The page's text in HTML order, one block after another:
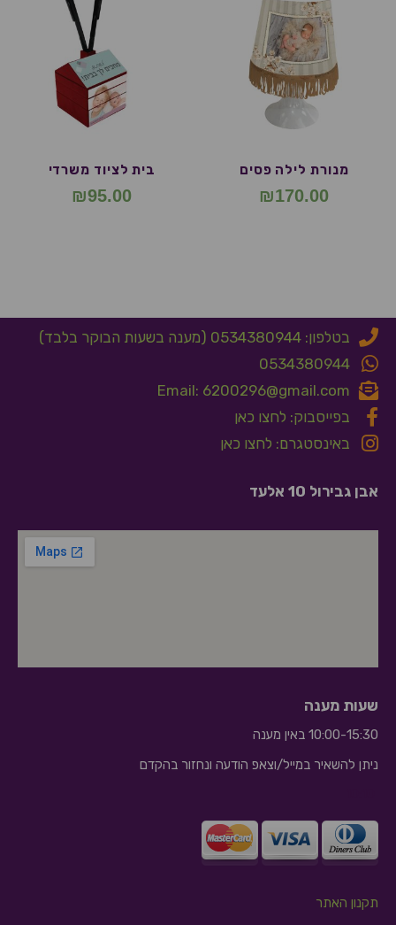
מנורת לילה פסים
₪170.00
בית לציוד משרדי
₪95.00
בטלפון: 0534380944 (מענה בשעות הבוקר בלבד)
0534380944
Email: 6200296@gmail.com
בפייסבוק: לחצו כאן
באינסטגרם: לחצו כאן
אבן גבירול 10 אלעד
שעות מענה
10:00-15:30 באין מענה
ניתן להשאיר במייל/וצאפ הודעה ונחזור בהקדם
תקנון האתר